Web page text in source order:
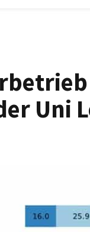
Uni